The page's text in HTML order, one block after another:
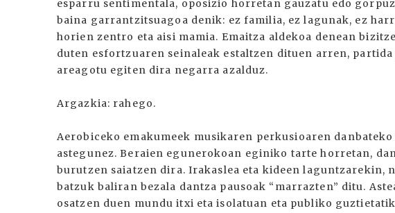
esparru sentimentala, oposizio horretan gauzatu edo
baina garrantzitsuagoa denik: ez familia, ez lagunak, ez
horien zentro eta aisi mamia. Emaitza aldekoa denean
duten esfortzuaren seinaleak estaltzen dituen arren,
areagotu egiten dira negarra azalduz.
Argazkia: rahego.
Aerobiceko emakumeek musikaren perkusioaren
astegunez. Beraien egunerokoan eginiko tarte horretan,
burutzen saiatzen dira. Irakaslea eta kideen laguntzarekin,
batzuk baliran bezala dantza pausoak “marrazten” ditu.
osatzen duen mundu itxi eta isolatuan eta publiko